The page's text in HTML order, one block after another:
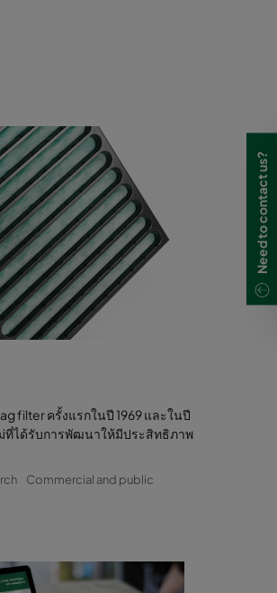
filter ครั้งแรกในปี 1969 และในปี
ที่ได้รับการพัฒนาให้มีประสิทธิภาพ
Commercial and public
Need to contact us?